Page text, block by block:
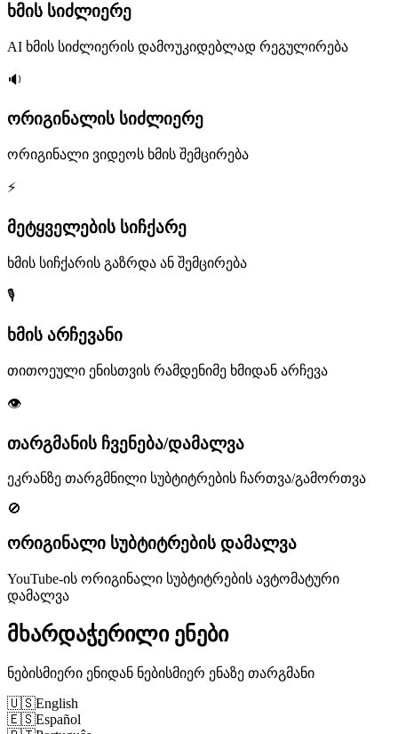
ხმის სიძლიერე
AI ხმის სიძლიერის დამოუკიდებლად რეგულირება
🔉
ორიგინალის სიძლიერე
ორიგინალი ვიდეოს ხმის შემცირება
⚡
მეტყველების სიჩქარე
ხმის სიჩქარის გაზრდა ან შემცირება
🎙️
ხმის არჩევანი
თითოეული ენისთვის რამდენიმე ხმიდან არჩევა
👁️
თარგმანის ჩვენება/დამალვა
ეკრანზე თარგმნილი სუბტიტრების ჩართვა/გამორთვა
🚫
ორიგინალი სუბტიტრების დამალვა
YouTube-ის ორიგინალი სუბტიტრების ავტომატური
დამალვა
მხარდაჭერილი ენები
ნებისმიერი ენიდან ნებისმიერ ენაზე თარგმანი
🇺🇸English
🇪🇸Español